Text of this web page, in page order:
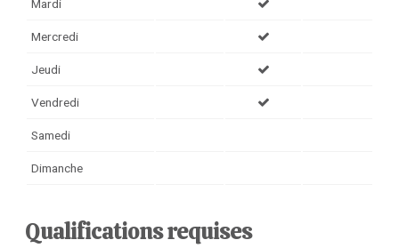
Mardi
Mercredi
Jeudi
Vendredi
Samedi
Dimanche
Qualifications requises